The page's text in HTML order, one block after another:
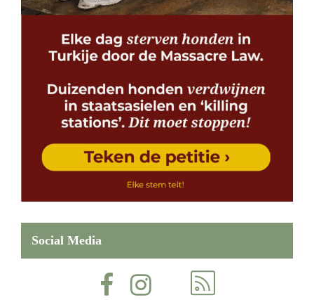
Social Media